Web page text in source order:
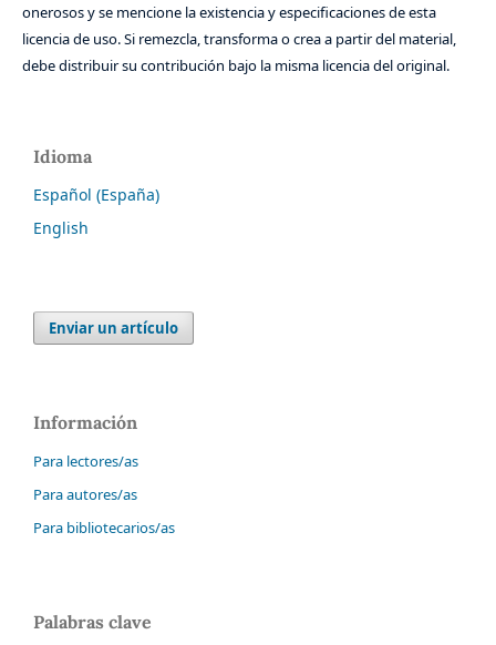
onerosos y se mencione la existencia y especificaciones de esta
licencia de uso. Si remezcla, transforma o crea a partir del material,
debe distribuir su contribución bajo la misma licencia del original.
Idioma
Español (España)
English
Enviar un artículo
Información
Para lectores/as
Para autores/as
Para bibliotecarios/as
Palabras clave